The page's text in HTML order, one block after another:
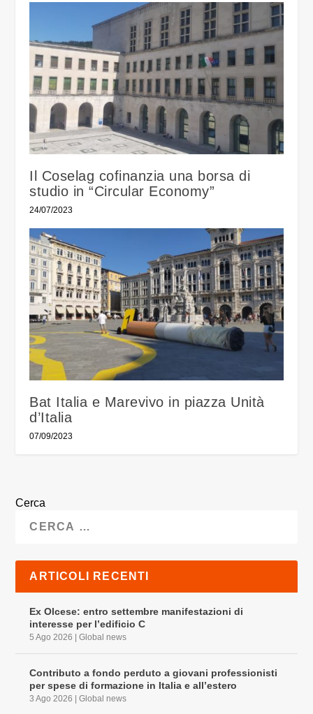
Il Coselag cofinanzia una borsa di
studio in “Circular Economy”
24/07/2023
Bat Italia e Marevivo in piazza Unità
d’Italia
07/09/2023
Cerca
ARTICOLI RECENTI
Ex Olcese: entro settembre manifestazioni di
interesse per l’edificio C
5 Ago 2026 |Global news
Contributo a fondo perduto a giovani professionisti
per spese di formazione in Italia e all’estero
3 Ago 2026 |Global news